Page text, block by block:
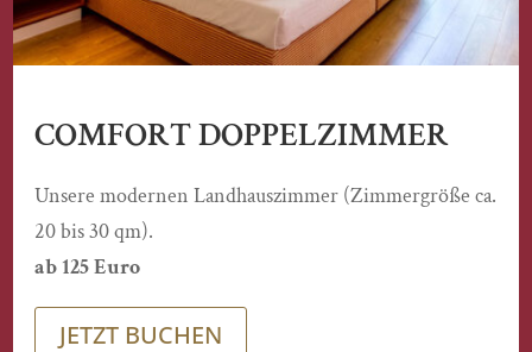
COMFORT DOPPELZIMMER
Unsere modernen Landhauszimmer (Zimmergröße ca.
20 bis 30 qm).
ab 125 Euro
JETZT BUCHEN